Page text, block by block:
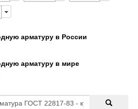
арматуру в России
арматуру в мире